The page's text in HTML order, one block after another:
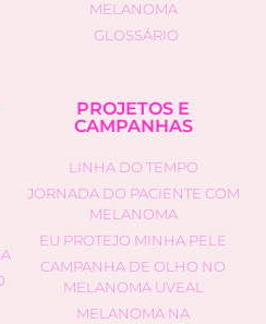
MELANOMA
GLOSSÁRIO
PROJETOS E
CAMPANHAS
LINHA DO TEMPO
JORNADA DO PACIENTE COM
MELANOMA
EU PROTEJO MINHA PELE
CAMPANHA DE OLHO NO
MELANOMA UVEAL
MELANOMA NA